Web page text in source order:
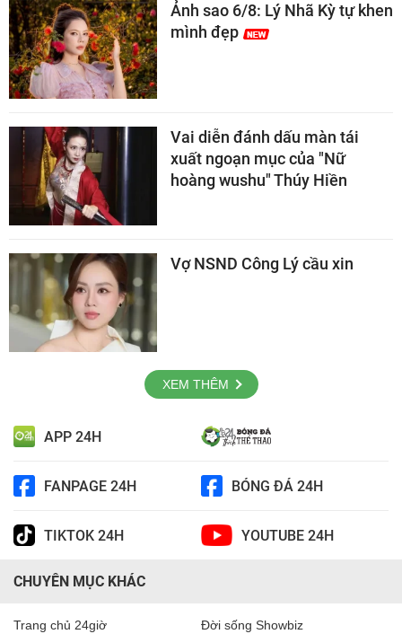
Ảnh sao 6/8: Lý Nhã Kỳ tự khen
mình đẹp
Vai diễn đánh dấu màn tái
xuất ngoạn mục của "Nữ
hoàng wushu" Thúy Hiền
Vợ NSND Công Lý cầu xin
XEM THÊM
APP 24H
FANPAGE 24H BÓNG ĐÁ 24H
TIKTOK 24H YOUTUBE 24H
CHUYÊN MỤC KHÁC
Trang chủ 24giờ Đời sống Showbiz